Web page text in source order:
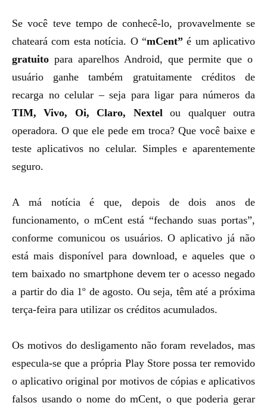
Se você teve tempo de conhecê-lo, provavelmente se
chateará com esta notícia. O “mCent”é um aplicativo
gratuito para aparelhos Android, que permite que o
usuário ganhe também gratuitamente créditos de
recarga no celular –seja para ligar para números da
TIM, Vivo, Oi, Claro, Nextelou qualquer outra
operadora. O que ele pede em troca? Que você baixe e
teste aplicativos no celular. Simples e aparentemente
seguro.
A má notícia é que, depois de dois anos de
funcionamento, o mCent está “fechando suas portas”,
conforme comunicou os usuários. O aplicativo já não
está mais disponível para download, e aqueles que o
tem baixado no smartphone devem ter o acesso negado
a partir do dia 1º de agosto. Ou seja, têm até a próxima
terça-feira para utilizar os créditos acumulados.
Os motivos do desligamento não foram revelados, mas
especula-se que a própria Play Store possa ter removido
o aplicativo original por motivos de cópias e aplicativos
falsos usando o nome do mCent, o que poderia gerar